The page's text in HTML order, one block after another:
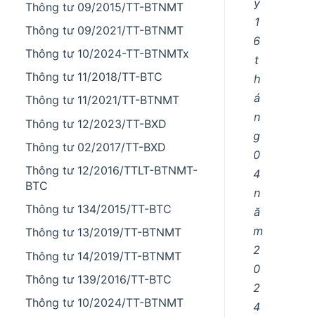
Thông tư 09/2015/TT-BTNMT
Thông tư 09/2021/TT-BTNMT
Thông tư 10/2024-TT-BTNMTx
Thông tư 11/2018/TT-BTC
Thông tư 11/2021/TT-BTNMT
Thông tư 12/2023/TT-BXD
Thông tư 02/2017/TT-BXD
Thông tư 12/2016/TTLT-BTNMT-
BTC
Thông tư 134/2015/TT-BTC
Thông tư 13/2019/TT-BTNMT
Thông tư 14/2019/TT-BTNMT
Thông tư 139/2016/TT-BTC
Thông tư 10/2024/TT-BTNMT
1
6
t
h
á
n
g
0
4
n
ă
m
2
0
2
4